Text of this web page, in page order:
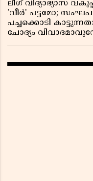
ലീഗ് വിദ്യാഭ്യാസ
'വീർ' പട്ടമോ;
പച്ചക്കൊടി
ചോദ്യം